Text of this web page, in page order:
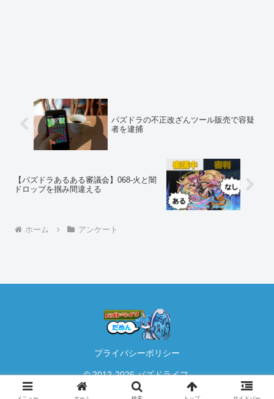
パズドラの不正改ざんツール販売で容疑
者を逮捕
【パズドラあるある審議会】068-火と闇
ドロップを掴み間違える
ホーム アンケート
プライバシーポリシー
© 2012-2026 パズドライフ.